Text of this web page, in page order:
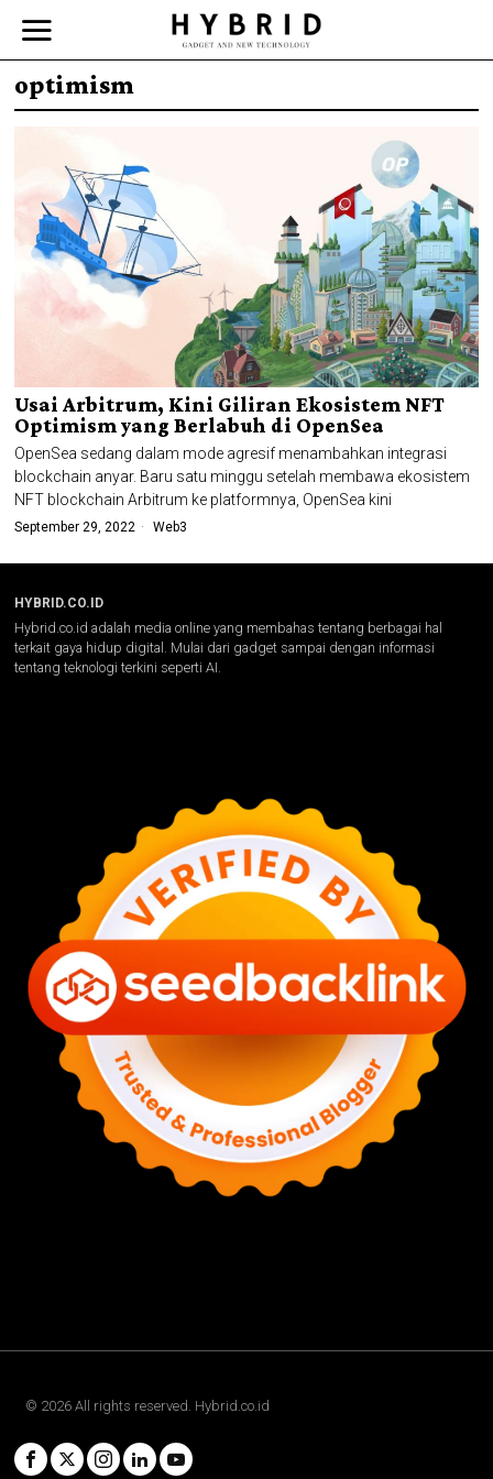
optimism
Usai Arbitrum, Kini Giliran Ekosistem NFT
Optimism yang Berlabuh di OpenSea
OpenSea sedang dalam mode agresif menambahkan integrasi
blockchain anyar. Baru satu minggu setelah membawa ekosistem
NFT blockchain Arbitrum ke platformnya, OpenSea kini
September 29, 2022 Web3
HYBRID.CO.ID
Hybrid.co.id adalah media online yang membahas tentang berbagai hal
terkait gaya hidup digital. Mulai dari gadget sampai dengan informasi
tentang teknologi terkini seperti AI.
© 2026 All rights reserved. Hybrid.co.id